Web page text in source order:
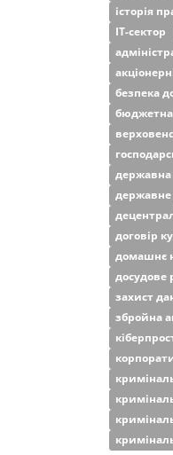
історія
ІТ-сектор
безпека
бюджетна
договір
домашнє
досудове
захист
збройна